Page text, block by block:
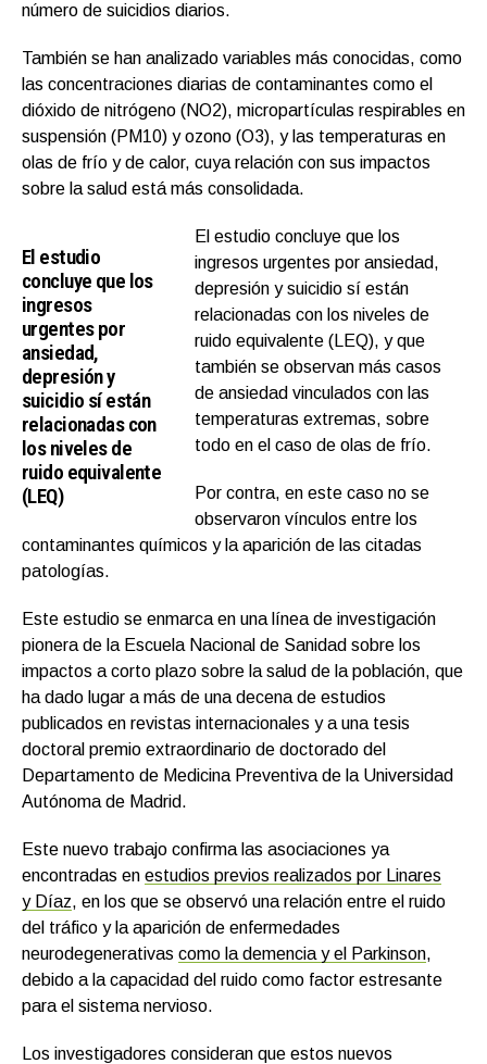
número de suicidios diarios.
También se han analizado variables más conocidas, como
las concentraciones diarias de contaminantes como el
dióxido de nitrógeno (NO2), micropartículas respirables en
suspensión (PM10) y ozono (O3), y las temperaturas en
olas de frío y de calor, cuya relación con sus impactos
sobre la salud está más consolidada.
El estudio
concluye que los
ingresos
urgentes por
ansiedad,
depresión y
suicidio sí están
relacionadas con
los niveles de
ruido equivalente
(LEQ)
El estudio concluye que los
ingresos urgentes por ansiedad,
depresión y suicidio sí están
relacionadas con los niveles de
ruido equivalente (LEQ), y que
también se observan más casos
de ansiedad vinculados con las
temperaturas extremas, sobre
todo en el caso de olas de frío.
Por contra, en este caso no se
observaron vínculos entre los
contaminantes químicos y la aparición de las citadas
patologías.
Este estudio se enmarca en una línea de investigación
pionera de la Escuela Nacional de Sanidad sobre los
impactos a corto plazo sobre la salud de la población, que
ha dado lugar a más de una decena de estudios
publicados en revistas internacionales y a una tesis
doctoral premio extraordinario de doctorado del
Departamento de Medicina Preventiva de la Universidad
Autónoma de Madrid.
Este nuevo trabajo confirma las asociaciones ya
encontradas en estudios previos realizados por Linares
y Díaz, en los que se observó una relación entre el ruido
del tráfico y la aparición de enfermedades
neurodegenerativas como la demencia y el Parkinson,
debido a la capacidad del ruido como factor estresante
para el sistema nervioso.
Los investigadores consideran que estos nuevos